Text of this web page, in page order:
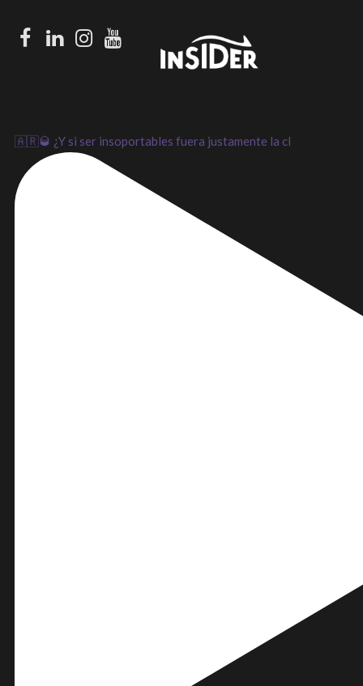
Facebook
LinkedInInstagram
Youtube
🇦🇷🥃 ¿Y si ser insoportables fuera justamente la cl